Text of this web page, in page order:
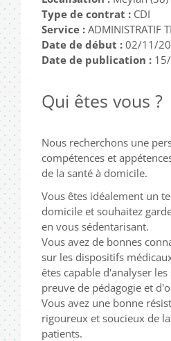
Type de contrat : CDI
Service : ADMINISTRATIF
Date de début : 02/11/
Date de publication :
Qui êtes vous ?
Nous recherchons une
compétences et
de la santé à domicile.
Vous êtes idéalement un
domicile et souhaitez
en vous sédentarisant.
Vous avez de bonnes
sur les dispositifs
êtes capable d'analyser
preuve de pédagogie et
Vous avez une bonne
rigoureux et soucieux de
patients.